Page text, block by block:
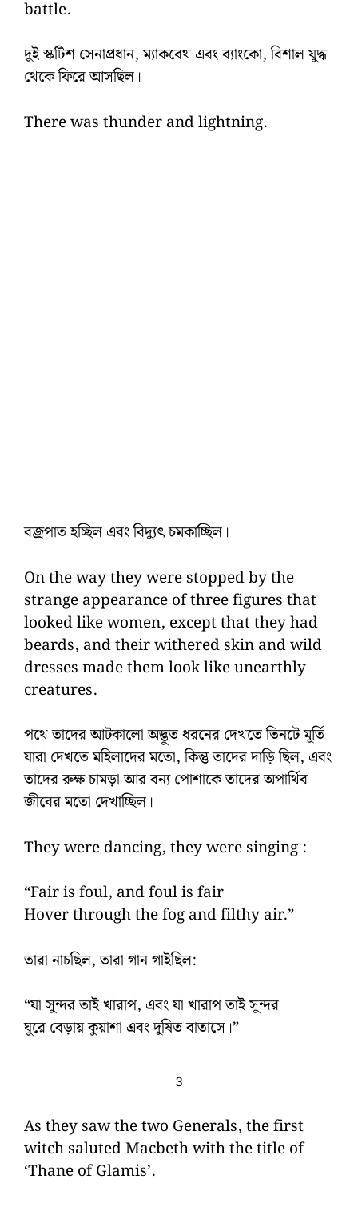
battle.
দুই স্কটিশ সেনাপ্রধান, ম্যাকবেথ এবং ব্যাংকো, বিশাল যুদ্ধ
থেকে ফিরে আসছিল।
There was thunder and lightning.
বজ্রপাত হচ্ছিল এবং বিদ্যুৎ চমকাচ্ছিল।
On the way they were stopped by the
strange appearance of three figures that
looked like women, except that they had
beards, and their withered skin and wild
dresses made them look like unearthly
creatures.
পথে তাদের আটকালো অদ্ভুত ধরনের দেখতে তিনটে মূর্তি
যারা দেখতে মহিলাদের মতো, কিন্তু তাদের দাড়ি ছিল, এবং
তাদের রুক্ষ চামড়া আর বন্য পোশাকে তাদের অপার্থিব
জীবের মতো দেখাচ্ছিল।
They were dancing, they were singing :
“Fair is foul, and foul is fair
Hover through the fog and filthy air.”
তারা নাচছিল, তারা গান গাইছিল:
“যা সুন্দর তাই খারাপ, এবং যা খারাপ তাই সুন্দর
ঘুরে বেড়ায় কুয়াশা এবং দূষিত বাতাসে।”
3
As they saw the two Generals, the first
witch saluted Macbeth with the title of
‘Thane of Glamis’.